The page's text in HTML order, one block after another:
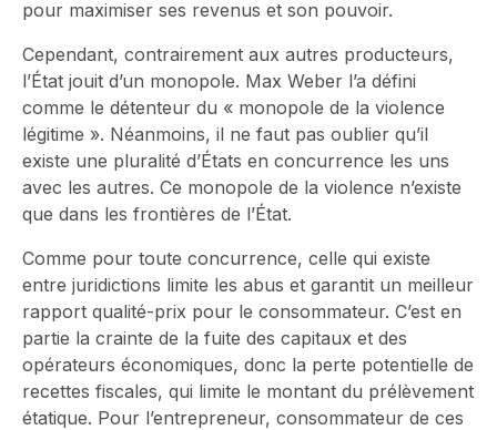
pour maximiser ses revenus et son pouvoir.
Cependant, contrairement aux autres producteurs,
l’État jouit d’un monopole. Max Weber l’a défini
comme le détenteur du « monopole de la violence
légitime ». Néanmoins, il ne faut pas oublier qu’il
existe une pluralité d’États en concurrence les uns
avec les autres. Ce monopole de la violence n’existe
que dans les frontières de l’État.
Comme pour toute concurrence, celle qui existe
entre juridictions limite les abus et garantit un meilleur
rapport qualité-prix pour le consommateur. C’est en
partie la crainte de la fuite des capitaux et des
opérateurs économiques, donc la perte potentielle de
recettes fiscales, qui limite le montant du prélèvement
étatique. Pour l’entrepreneur, consommateur de ces